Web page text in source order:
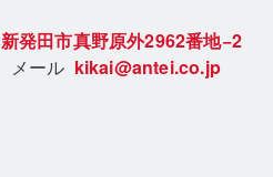
新発田市真野原外2962番地−2
メール kikai@antei.co.jp